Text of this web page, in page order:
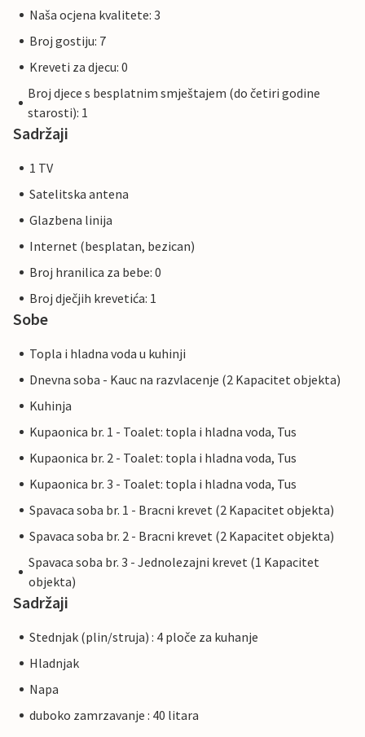
Naša ocjena kvalitete: 3
Broj gostiju: 7
Kreveti za djecu: 0
Broj djece s besplatnim smještajem (do četiri godine
starosti): 1
Sadržaji
1 TV
Satelitska antena
Glazbena linija
Internet (besplatan, bezican)
Broj hranilica za bebe: 0
Broj dječjih krevetića: 1
Sobe
Topla i hladna voda u kuhinji
Dnevna soba - Kauc na razvlacenje (2 Kapacitet objekta)
Kuhinja
Kupaonica br. 1 - Toalet: topla i hladna voda, Tus
Kupaonica br. 2 - Toalet: topla i hladna voda, Tus
Kupaonica br. 3 - Toalet: topla i hladna voda, Tus
Spavaca soba br. 1 - Bracni krevet (2 Kapacitet objekta)
Spavaca soba br. 2 - Bracni krevet (2 Kapacitet objekta)
Spavaca soba br. 3 - Jednolezajni krevet (1 Kapacitet
objekta)
Sadržaji
Stednjak (plin/struja) : 4 ploče za kuhanje
Hladnjak
Napa
duboko zamrzavanje : 40 litara